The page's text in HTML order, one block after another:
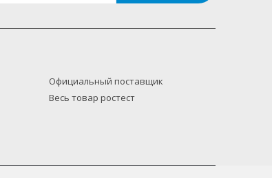
Официальный поставщик
Весь товар ростест